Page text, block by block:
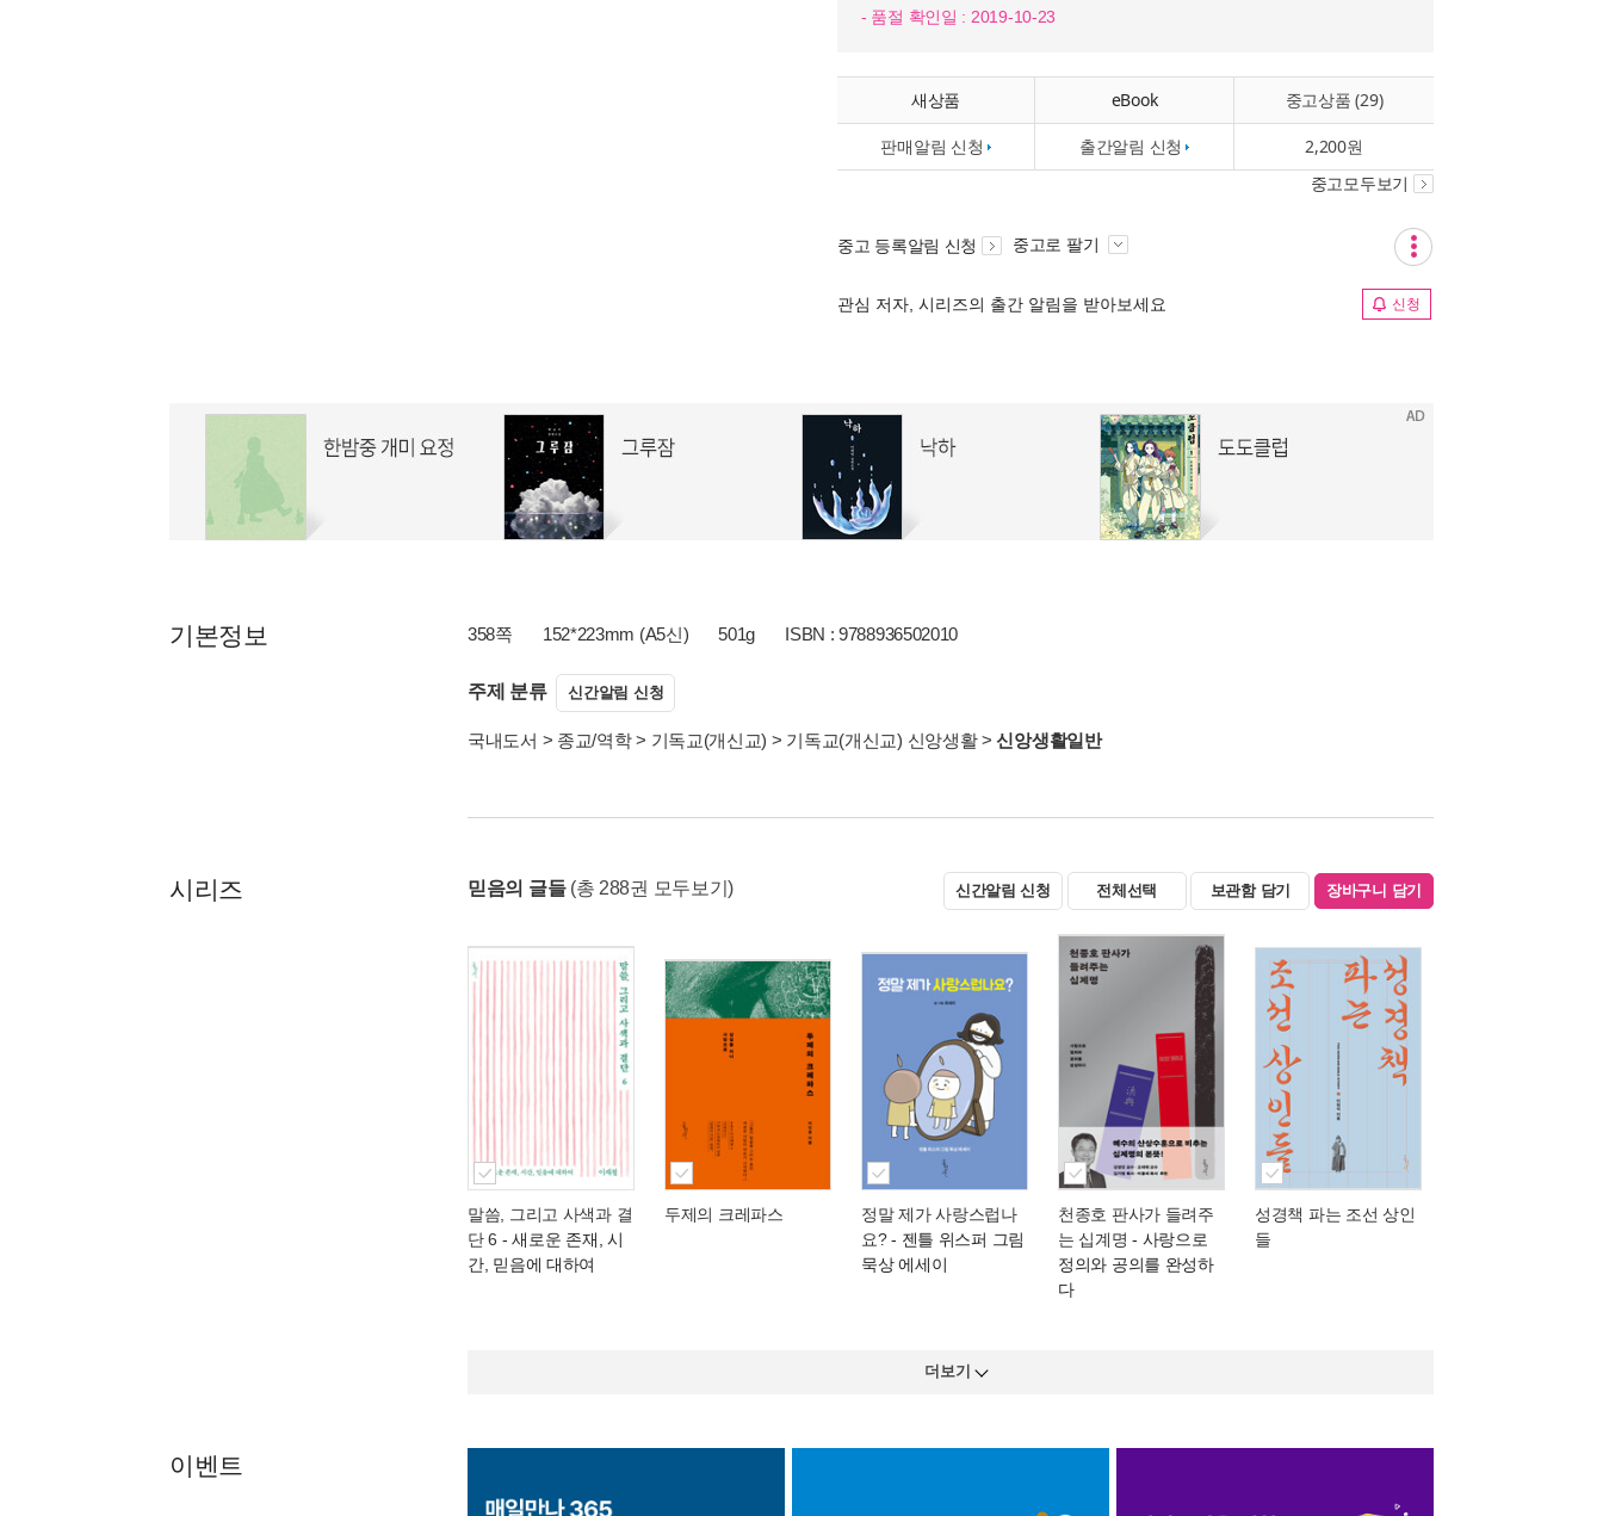
- 품절 확인일 : 2019-10-23
새상품 eBook 중고상품 (29)
판매알림 신청 출간알림 신청 2,200원
중고모두보기
중고 등록알림 신청 중고로 팔기
관심 저자, 시리즈의 출간 알림을 받아보세요 신청
기본정보 358쪽 152*223mm (A5신) 501g ISBN : 9788936502010
주제 분류 신간알림 신청
국내도서 > 종교/역학> 기독교(개신교) > 기독교(개신교) 신앙생활>신앙생활일반
시리즈 믿음의 글들 (총 288권 모두보기) 신간알림 신청 전체선택 보관함 담기 장바구니 담기
말씀, 그리고 사색과 결
단 6 - 새로운 존재, 시
간, 믿음에 대하여
두제의 크레파스
정말 제가 사랑스럽나
요?- 젠틀 위스퍼 그림
묵상 에세이
천종호 판사가 들려주
는 십계명 - 사랑으로
정의와 공의를 완성하
다
성경책 파는 조선 상인
들
더보기
이벤트